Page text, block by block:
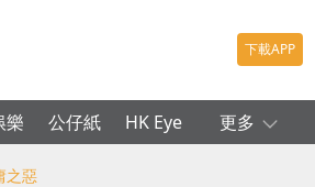
下載APP
樂 公仔紙 HK Eye 更多
之惡